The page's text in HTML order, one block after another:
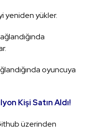
yeniden yükler.
oyuncuya
Kişi Satın Aldı!
üzerinden